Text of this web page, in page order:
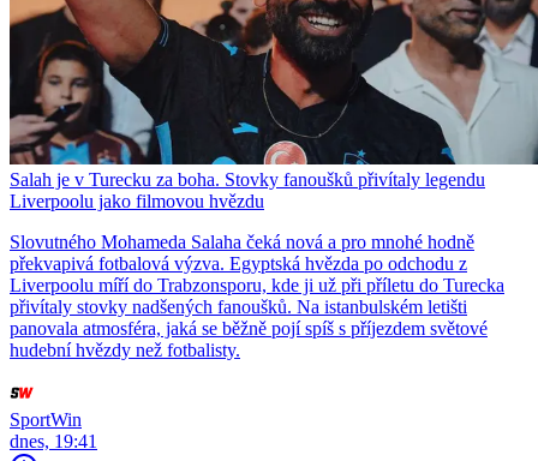
Salah je v Turecku za boha. Stovky fanoušků přivítaly legendu
Liverpoolu jako filmovou hvězdu
Slovutného Mohameda Salaha čeká nová a pro mnohé hodně
překvapivá fotbalová výzva. Egyptská hvězda po odchodu z
Liverpoolu míří do Trabzonsporu, kde ji už při příletu do Turecka
přivítaly stovky nadšených fanoušků. Na istanbulském letišti
panovala atmosféra, jaká se běžně pojí spíš s příjezdem světové
hudební hvězdy než fotbalisty.
SportWin
dnes, 19:41